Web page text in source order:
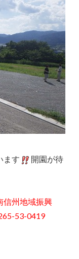
ます
開園が待
信州地域振興
53-0419